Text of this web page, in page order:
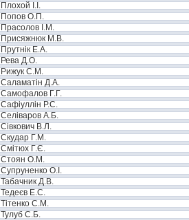
Плохой І.І.
Попов О.П.
Прасолов І.М.
Присяжнюк М.В.
Прутнік Е.А.
Рева Д.О.
Рижук С.М.
Саламатін Д.А.
Самофалов Г.Г.
Сафіуллін Р.С.
Селіваров А.Б.
Сівкович В.Л.
Скудар Г.М.
Смітюх Г.Є.
Стоян О.М.
Супруненко О.І.
Табачник Д.В.
Тедеєв Е.С.
Тітенко С.М.
Тулуб С.Б.